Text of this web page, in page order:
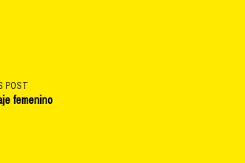
POST
femenino